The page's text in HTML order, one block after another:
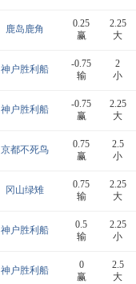
鹿岛鹿角
0.25
赢
2.25
大
神户胜利船
-0.75
输
2
小
神户胜利船
-0.75
赢
2.25
大
京都不死鸟
0.75
赢
2.5
小
冈山绿雉
0.75
输
2.25
大
神户胜利船
0.5
输
2.25
小
神户胜利船
0
赢
2.5
大